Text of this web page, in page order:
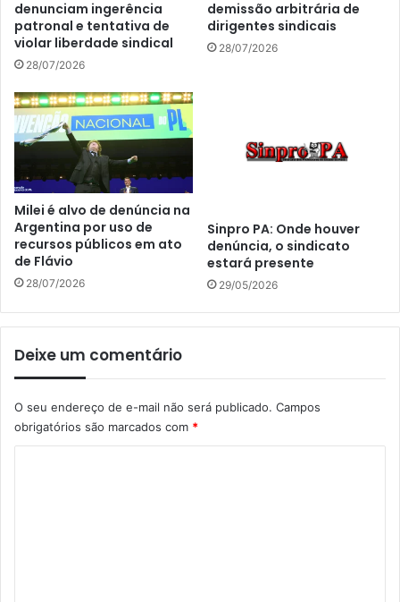
denunciam ingerência
patronal e tentativa de
violar liberdade sindical
28/07/2026
demissão arbitrária de
dirigentes sindicais
28/07/2026
Milei é alvo de denúncia na
Argentina por uso de
recursos públicos em ato
de Flávio
28/07/2026
Sinpro PA: Onde houver
denúncia, o sindicato
estará presente
29/05/2026
Deixe um comentário
O seu endereço de e-mail não será publicado. Campos
obrigatórios são marcados com *